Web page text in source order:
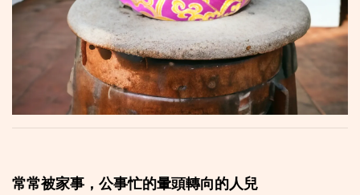
常常被家事，公事忙的暈頭轉向的人兒